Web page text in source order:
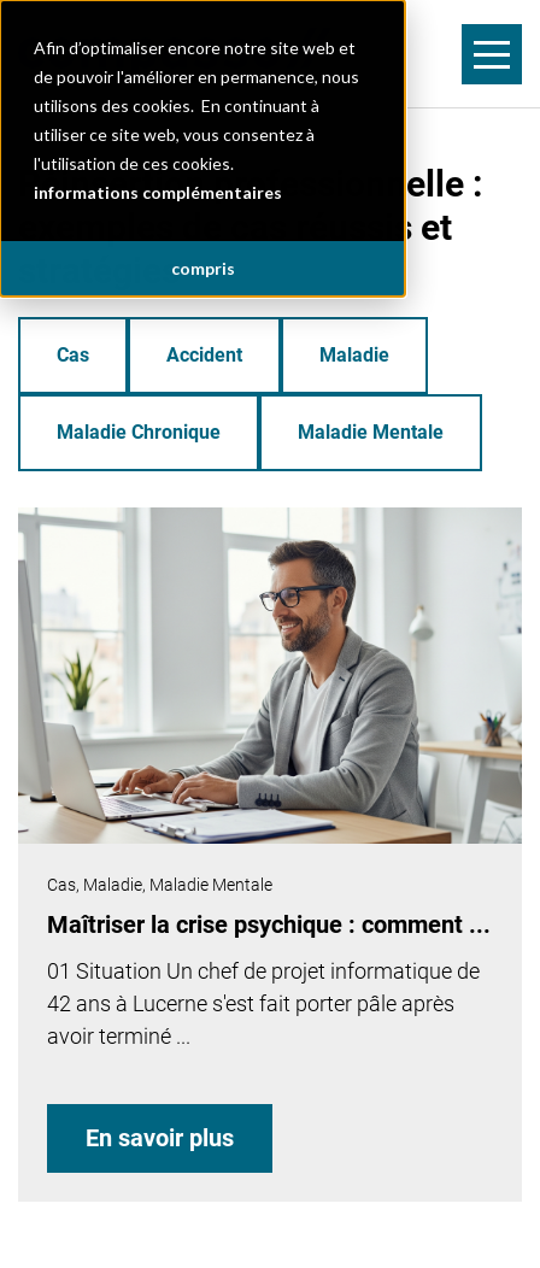
Afin d’optimaliser encore notre site web et
de pouvoir l'améliorer en permanence, nous
utilisons des cookies. En continuant à
utiliser ce site web, vous consentez à
l'utilisation de ces cookies.
informations complémentaires
compris
Réinsertion professionnelle :
exemples de cas réussis et
stratégies
Cas Accident Maladie
Maladie Chronique Maladie Mentale
Cas, Maladie, Maladie Mentale
Maîtriser la crise psychique : comment ...
01 Situation Un chef de projet informatique de
42 ans à Lucerne s'est fait porter pâle après
avoir terminé ...
En savoir plus